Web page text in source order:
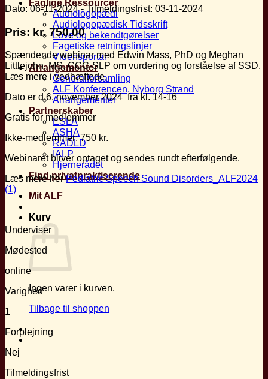
Faglige Ressourcer
Audiologopædi
Audiologopædisk Tidsskrift
Love og bekendtgørelser
Fagetiske retningslinjer
Vidensportal
Arrangementer
Generalforsamling
ALF Konferencen, Nyborg Strand
Arrangementer
Partnerskaber
ESLA
ASHA
RADLD
IALP
Hjernerådet
Find privatpraktiserende
Mit ALF
Kurv
Ingen varer i kurven.
Tilbage til shoppen
Dato: 06-11-2024-Tilmeldingsfrist: 03-11-2024
Pris: kr.750,00
Spændende webinar med Edwin Mass, PhD og Meghan
Littlejohn, MS, CCC-SLP om vurdering og forståelse af SSD.
Læs mere i vedhæftede.
Dato er d.6. november 2024 fra kl. 14-16
Gratis for medlemmer
Ikke-medlemmer: 750 kr.
Webinaret bliver optaget og sendes rundt efterfølgende.
Læs mere herPediatric Speech Sound Disorders_ALF2024
(1)
Underviser
Mødested
online
Varighed
1
Forplejning
Nej
Tilmeldingsfrist